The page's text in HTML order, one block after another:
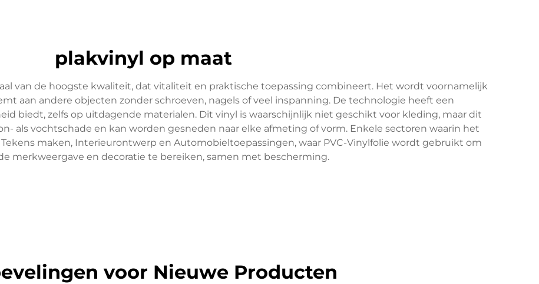
plakvinyl op maat
van de hoogste kwaliteit, dat vitaliteit en praktische toepassing combineert. Het wordt voornamelijk
aan andere objecten zonder schroeven, nagels of veel inspanning. De technologie heeft een
biedt, zelfs op uitdagende materialen. Dit vinyl is waarschijnlijk niet geschikt voor kleding, maar dit
als vochtschade en kan worden gesneden naar elke afmeting of vorm. Enkele sectoren waarin het
maken, Interieurontwerp en Automobieltoepassingen, waar PVC-Vinylfolie wordt gebruikt om
merkweergave en decoratie te bereiken, samen met bescherming.
voor Nieuwe Producten